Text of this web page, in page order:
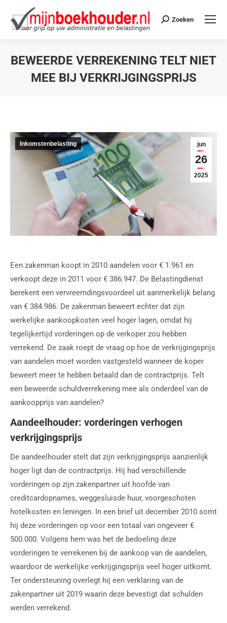
Zoeken
BEWEERDE VERREKENING TELT NIET
MEE BIJ VERKRIJGINGSPRIJS
jun
26
2025
Inkomstenbelasting
Een zakenman koopt in 2010 aandelen voor € 1.961 en
verkoopt deze in 2011 voor € 386.947. De Belastingdienst
berekent een vervreemdingsvoordeel uit aanmerkelijk belang
van € 384.986. De zakenman beweert echter dat zijn
werkelijke aankoopkosten veel hoger lagen, omdat hij
tegelijkertijd vorderingen op de verkoper zou hebben
verrekend. De zaak roept de vraag op hoe de verkrijgingsprijs
van aandelen moet worden vastgesteld wanneer de koper
beweert meer te hebben betaald dan de contractprijs. Telt
een beweerde schuldverrekening mee als onderdeel van de
aankoopprijs van aandelen?
Aandeelhouder: vorderingen verhogen
verkrijgingsprijs
De aandeelhouder stelt dat zijn verkrijgingsprijs aanzienlijk
hoger ligt dan de contractprijs. Hij had verschillende
vorderingen op zijn zakenpartner uit hoofde van
creditcardopnames, weggesluisde huur, voorgeschoten
hotelkosten en leningen. In een brief uit december 2010 somt
hij deze vorderingen op voor een totaal van ongeveer €
500.000. Volgens hem was het de bedoeling deze
vorderingen te verrekenen bij de aankoop van de aandelen,
waardoor de werkelijke verkrijgingsprijs veel hoger uitkomt.
Ter ondersteuning overlegt hij een verklaring van de
zakenpartner uit 2019 waarin deze bevestigt dat schulden
werden verrekend.